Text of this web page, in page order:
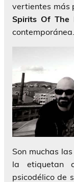
vertientes más
Spirits Of The
contemporánea.
Son muchas
la etiquetan
psicodélico de